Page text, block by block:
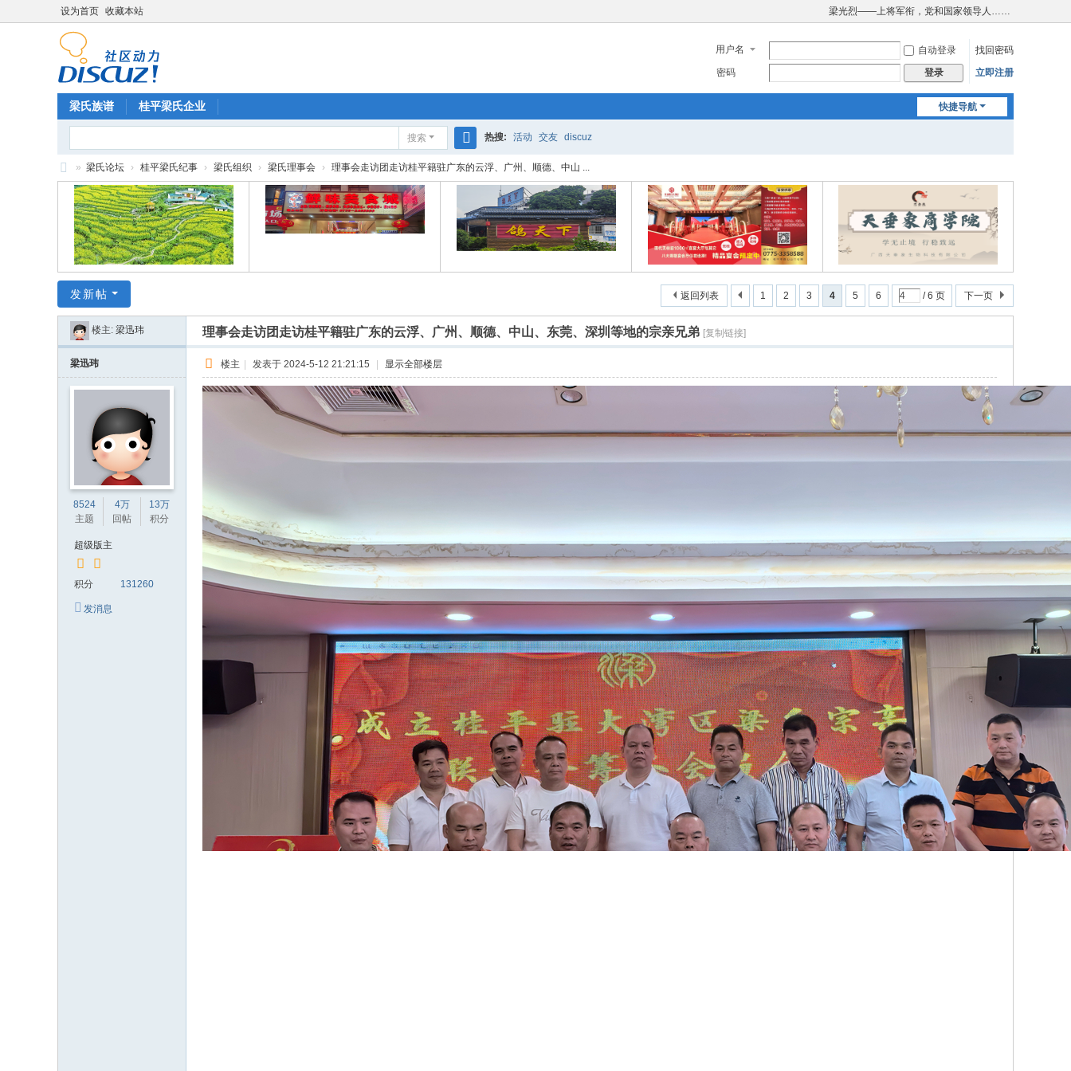
设为首页 收藏本站 梁光烈——上将军衔，党和国家领导人……
用户名 自动登录
找回密码
密码
登录 立即注册
快捷导航
梁氏族谱 桂平梁氏企业
搜索
搜
索
热搜: 活动 交友 discuz
» 梁氏论坛 › 桂平梁氏纪事 › 梁氏组织 › 梁氏理事会 › 理事会走访团走访桂平籍驻广东的云浮、广州、顺德、中山 ...
1 2 3 4 5 6 / 6 页 下一页
返回列表
发新帖
楼主: 梁迅玮 理事会走访团走访桂平籍驻广东的云浮、广州、顺德、中山、东莞、深圳等地的宗亲兄弟 [复制链接]
梁迅玮
8524
主题
4万
回帖
13万
积分
超级版主
积分 131260
发消息
楼主 | 发表于 2024-5-12 21:21:15 | 显示全部楼层